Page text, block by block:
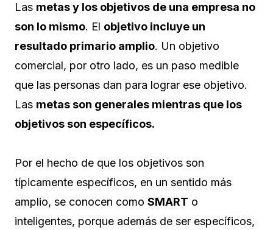
Las metas y los objetivos de una empresa no
son lo mismo. El objetivo incluye un
resultado primario amplio. Un objetivo
comercial, por otro lado, es un paso medible
que las personas dan para lograr ese objetivo.
Las metas son generales mientras que los
objetivos son específicos.
Por el hecho de que los objetivos son
típicamente específicos, en un sentido más
amplio, se conocen como SMART o
inteligentes, porque además de ser específicos,